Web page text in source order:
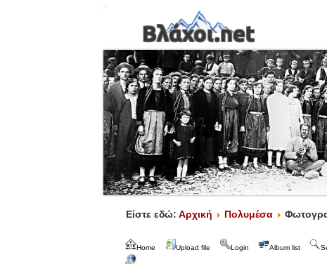
Είστε εδώ: Αρχική Πολυμέσα
Home Upload file Login Album list